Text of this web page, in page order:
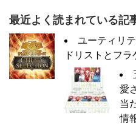
最近よく読まれている記
ユーティリ
ドリストとフ
愛
当
情